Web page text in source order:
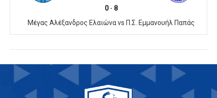
0- 8
Μέγας Αλέξανδρος Ελαιώνα vs Π.Σ. Εμμανουήλ Παπάς